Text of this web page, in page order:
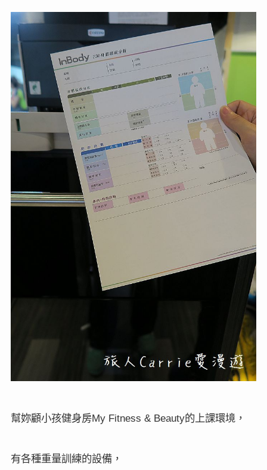
幫妳顧小孩健身房My Fitness & Beauty的上課環境，
有各種重量訓練的設備，